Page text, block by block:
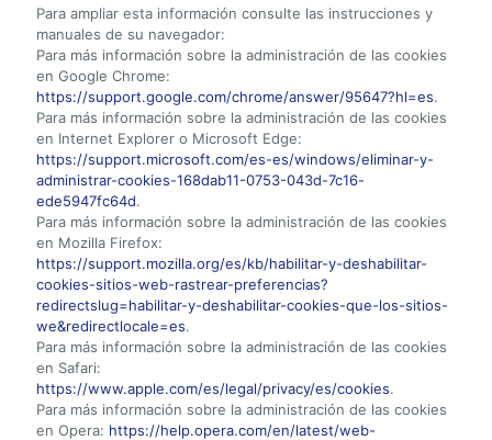
Para ampliar esta información consulte las instrucciones y
manuales de su navegador:
Para más información sobre la administración de las cookies
en Google Chrome:
https://support.google.com/chrome/answer/95647?hl=es.
Para más información sobre la administración de las cookies
en Internet Explorer o Microsoft Edge:
https://support.microsoft.com/es-es/windows/eliminar-y-
administrar-cookies-168dab11-0753-043d-7c16-
ede5947fc64d.
Para más información sobre la administración de las cookies
en Mozilla Firefox:
https://support.mozilla.org/es/kb/habilitar-y-deshabilitar-
cookies-sitios-web-rastrear-preferencias?
redirectslug=habilitar-y-deshabilitar-cookies-que-los-sitios-
we&redirectlocale=es.
Para más información sobre la administración de las cookies
en Safari:
https://www.apple.com/es/legal/privacy/es/cookies.
Para más información sobre la administración de las cookies
en Opera: https://help.opera.com/en/latest/web-